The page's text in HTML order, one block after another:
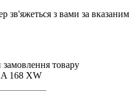
з вами за вказаним
товару
168 XW